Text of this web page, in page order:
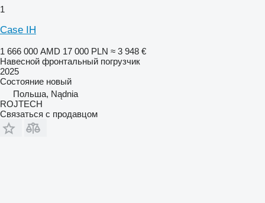
1
Case IH
1 666 000 AMD 17 000 PLN ≈ 3 948 €
Навесной фронтальный погрузчик
2025
Состояние новый
Польша, Nądnia
ROJTECH
Связаться с продавцом